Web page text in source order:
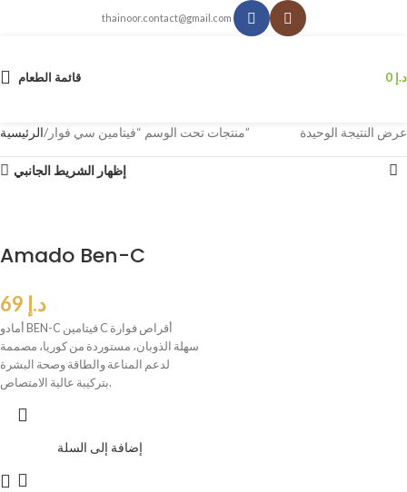
thainoor.contact@gmail.com
قائمة الطعام د.إ
الرئيسية منتجات تحت الوسم “فيتامين سي فوار” عرض النتيجة الوحيدة
إظهار الشريط الجانبي
Amado Ben-C
د.إ
أمادو BEN-C فيتامين C أقراص فوارة
سهلة الذوبان، مستوردة من كوريا، مصممة
لدعم المناعة والطاقة وصحة البشرة
بتركيبة عالية الامتصاص.
إضافة إلى السلة